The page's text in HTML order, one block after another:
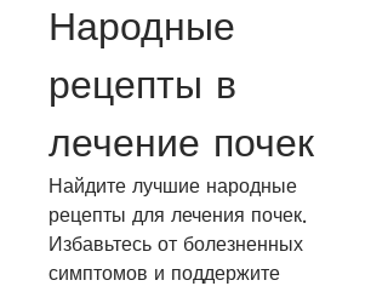
Народные
рецепты в
лечение почек
Найдите лучшие народные
рецепты для лечения почек.
Избавьтесь от болезненных
симптомов и поддержите